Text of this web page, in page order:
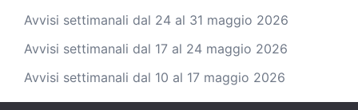
Avvisi settimanali dal 24 al 31 maggio 2026
Avvisi settimanali dal 17 al 24 maggio 2026
Avvisi settimanali dal 10 al 17 maggio 2026